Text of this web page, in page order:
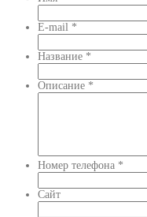
E-mail *
Название *
Описание *
Номер телефона *
Сайт